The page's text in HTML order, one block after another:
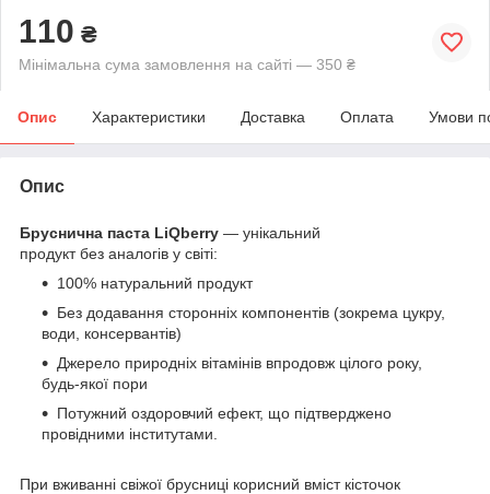
110 ₴
Мінімальна сума замовлення на сайті — 350 ₴
Опис Характеристики Доставка Оплата Умови
Опис
Бруснична паста LiQberry — унікальний
продукт без аналогів у світі:
100% натуральний продукт
Без додавання сторонніх компонентів (зокрема цукру,
води, консервантів)
Джерело природніх вітамінів впродовж цілого року,
будь-якої пори
Потужний оздоровчий ефект, що підтверджено
провідними інститутами.
При вживанні свіжої брусниці корисний вміст кісточок